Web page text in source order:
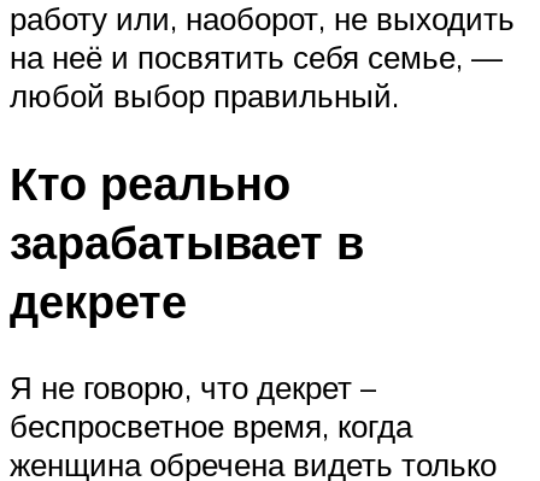
работу или, наоборот, не выходить
на неё и посвятить себя семье, —
любой выбор правильный.
Кто реально
зарабатывает в
декрете
Я не говорю, что декрет –
беспросветное время, когда
женщина обречена видеть только